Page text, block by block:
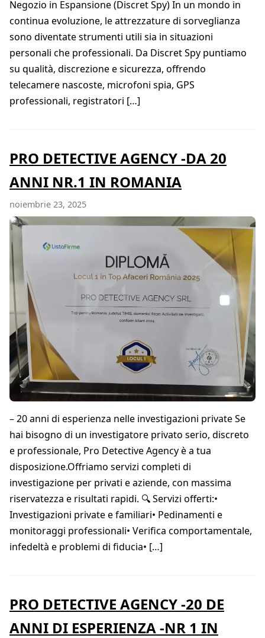
Negozio in Espansione (Discret Spy) In un mondo in
continua evoluzione, le attrezzature di sorveglianza
sono diventate strumenti utili sia in situazioni
personali che professionali. Da Discret Spy puntiamo
su qualità, discrezione e sicurezza, offrendo
telecamere nascoste, microfoni spia, GPS
professionali, registratori […]
PRO DETECTIVE AGENCY -DA 20
ANNI NR.1 IN ROMANIA
noiembrie 23, 2025
– 20 anni di esperienza nelle investigazioni private Se
hai bisogno di un investigatore privato serio, discreto
e professionale, Pro Detective Agency è a tua
disposizione.Offriamo servizi completi di
investigazione per privati e aziende, con massima
riservatezza e risultati rapidi. 🔍 Servizi offerti:•
Investigazioni private e familiari• Pedinamenti e
monitoraggi professionali• Verifica comportamentale,
infedeltà e problemi di fiducia• […]
PRO DETECTIVE AGENCY -20 DE
ANNI DI ESPERIENZA -NR 1 IN